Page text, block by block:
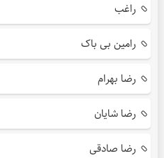
راغب
رامین بی باک
رضا بهرام
رضا شایان
رضا صادقی